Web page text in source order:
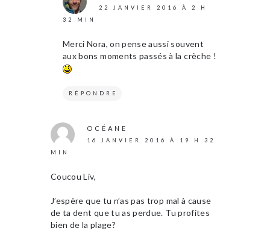
22 JANVIER 2016 À 2 H
32 MIN
Merci Nora, on pense aussi souvent
aux bons moments passés à la crèche !
RÉPONDRE
OCÉANE
16 JANVIER 2016 À 19 H 32
MIN
Coucou Liv,
J’espère que tu n’as pas trop mal à cause
de ta dent que tu as perdue. Tu profites
bien de la plage?